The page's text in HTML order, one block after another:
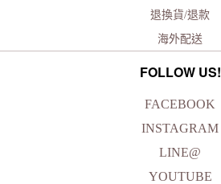
退換貨/退款
海外配送
FOLLOW US!
FACEBOOK
INSTAGRAM
LINE@
YOUTUBE